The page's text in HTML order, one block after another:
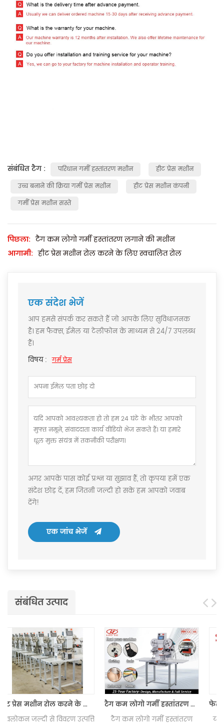
संबंधित टैग : परिधान गर्मी हस्तांतरण मशीन
हीट प्रेस मशीन
उच्च बनाने की क्रिया गर्मी प्रेस मशीन
हीट प्रेस मशीन कंपनी
गर्मी प्रेस मशीन सस्ते
पिछला: टैग कम लोगो गर्मी हस्तांतरण लगाने की मशीन
आगामी: हीट प्रेस मशीन रोल करने के लिए स्वचालित रोल
एक संदेश भेजें
आप हमसे संपर्क कर सकते हैं जो आपके लिए सुविधाजनक
है। हम फैक्स, ईमेल या टेलीफोन के माध्यम से 24/7 उपलब्ध
हैं।
विषय : गर्म प्रेस
अगर आपके पास कोई प्रश्न या सुझाव हैं, तो कृपया हमें एक
संदेश छोड़ दें, हम जितनी जल्दी हो सके हम आपको जवाब
देंगे!
एक जांच भेजें
संबंधित उत्पाद
टैग कम लोगो गर्मी हस्तांतरण
यह गर्म प्रेस मशीन गर्म मुद्रांकन